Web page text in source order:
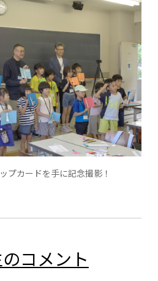
プカードを手に記念撮影！
コメント